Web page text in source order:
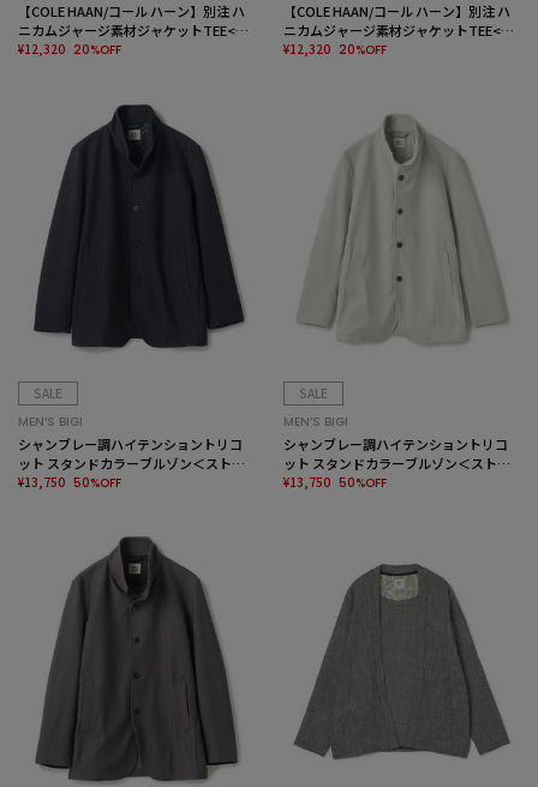
【COLE HAAN/コール ハーン】別注 ハ
ニカムジャージ素材ジャケットTEE<抗
菌/UVカット/4WAYストレッチ>
¥12,320 20%OFF
【COLE HAAN/コール ハーン】別注 ハ
ニカムジャージ素材ジャケットTEE<抗
菌/UVカット/4WAYストレッチ>
¥12,320 20%OFF
SALE
MEN’S BIGI
シャンブレー調ハイテンショントリコ
ット スタンドカラーブルゾン＜ストレ
ッチ＞＜接触冷感/速乾/UVカット＞
¥13,750 50%OFF
SALE
MEN’S BIGI
シャンブレー調ハイテンショントリコ
ット スタンドカラーブルゾン＜ストレ
ッチ＞＜接触冷感/速乾/UVカット＞
¥13,750 50%OFF